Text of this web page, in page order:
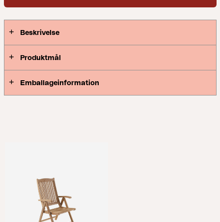
Beskrivelse
Produktmål
Emballageinformation